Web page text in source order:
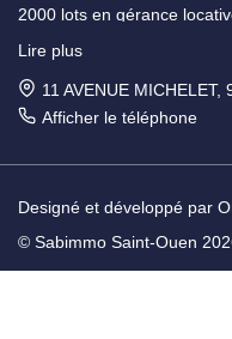
2000 lots en gérance
Une garantie des fonds
immobilière et 110 000
Lire plus
11 AVENUE MICHELET,
Afficher le téléphone
Designé et développé par
© Sabimmo Saint-Ouen